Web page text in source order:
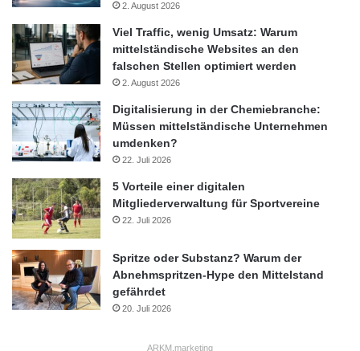
2. August 2026
Viel Traffic, wenig Umsatz: Warum
mittelständische Websites an den
falschen Stellen optimiert werden
2. August 2026
Digitalisierung in der Chemiebranche:
Müssen mittelständische Unternehmen
umdenken?
22. Juli 2026
5 Vorteile einer digitalen
Mitgliederverwaltung für Sportvereine
22. Juli 2026
Spritze oder Substanz? Warum der
Abnehmspritzen-Hype den Mittelstand
gefährdet
20. Juli 2026
ARKM.marketing